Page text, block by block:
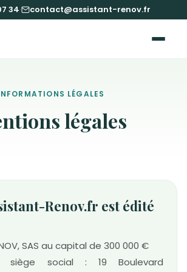
34· contact@assistant-renov.fr
LÉGALES
légales
Renov.fr est édité
SAS au capital de 300 000 €
siège social : 19 Boulevard